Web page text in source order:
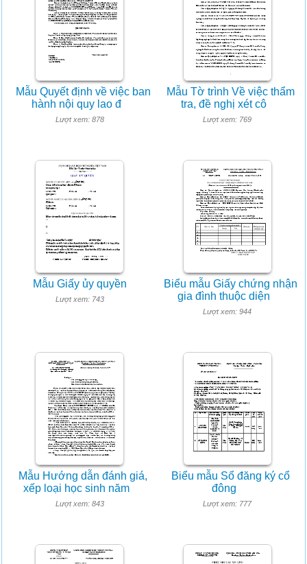
Mẫu Quyết định về việc ban
hành nội quy lao đ
Lượt xem: 878
Mẫu Tờ trình Về việc thẩm
tra, đề nghị xét cô
Lượt xem: 769
Mẫu Giấy ủy quyền
Lượt xem: 743
Biểu mẫu Giấy chứng nhận
gia đình thuộc diện
Lượt xem: 944
Mẫu Hướng dẫn đánh giá,
xếp loại học sinh năm
Lượt xem: 843
Biểu mẫu Sổ đăng ký cổ
đông
Lượt xem: 777